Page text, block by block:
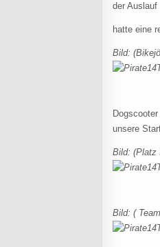
der Auslauf
hatte eine
Bild:
unsere
Bild: (Platz
Bild: (